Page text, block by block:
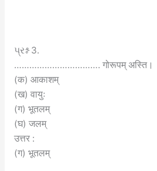
પ્રશ્ન 3.
……………………………. गोरूपम् अस्ति।
(क) आकाशम्
(ख) वायुः
(ग) भूतलम्
(घ) जलम्
उत्तर :
(ग) भूतलम्